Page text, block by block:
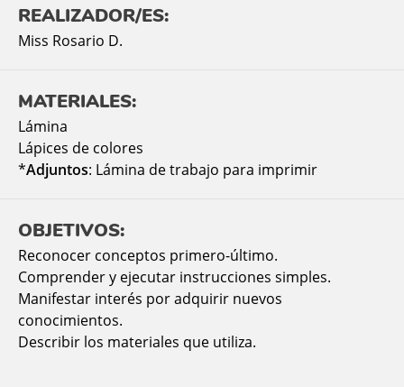
REALIZADOR/ES:
Miss Rosario D.
MATERIALES:
Lámina
Lápices de colores
*Adjuntos: Lámina de trabajo para imprimir
OBJETIVOS:
Reconocer conceptos primero-último.
Comprender y ejecutar instrucciones simples.
Manifestar interés por adquirir nuevos
conocimientos.
Describir los materiales que utiliza.